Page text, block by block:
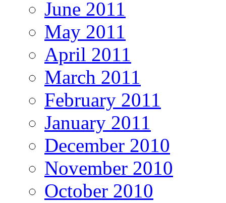
June 2011
May 2011
April 2011
March 2011
February 2011
January 2011
December 2010
November 2010
October 2010